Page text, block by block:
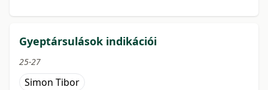
Gyeptársulások indikációi
25-27
Simon Tibor